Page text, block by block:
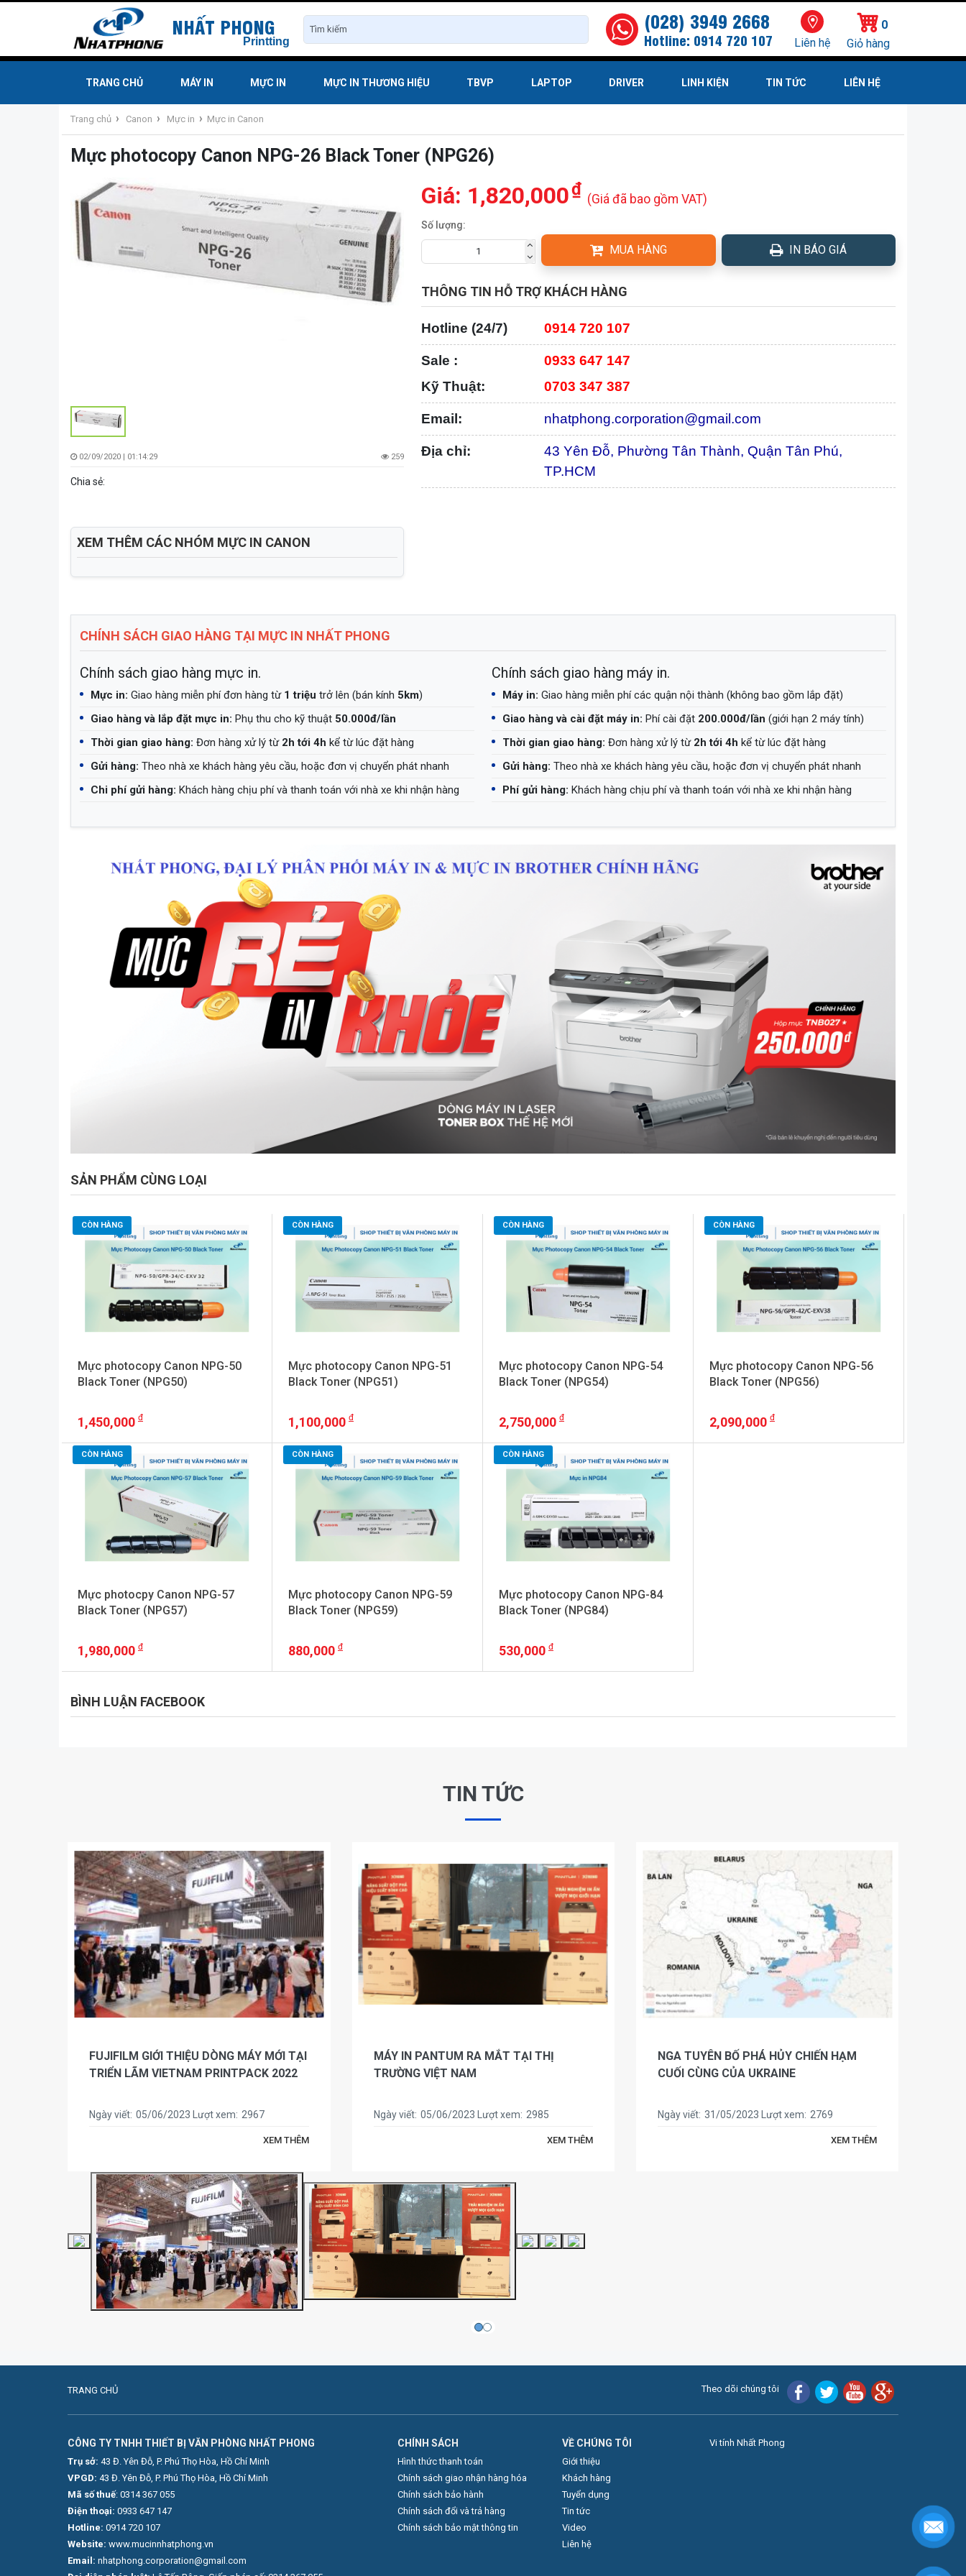
NHẤT PHONG
Printting
(028) 3949 2668
Hotline: 0914 720 107 Liên hệ
0
TRANG CHỦ MÁY IN MỰC IN MỰC IN THƯƠNG HIỆU TBVP LAPTOP DRIVER LINH KIỆN TIN TỨC LIÊN HỆ
Trang chủ › Canon › Mực in › Mực in Canon
Mực photocopy Canon NPG-26 Black Toner (NPG26)
02/09/2020 | 01:14:29 259
Chia sẻ:
XEM THÊM CÁC NHÓM MỰC IN CANON
Giá: 1,820,000₫ (Giá đã bao gồm VAT)
Số lượng:
MUA HÀNG IN BÁO GIÁ
THÔNG TIN HỖ TRỢ KHÁCH HÀNG
Hotline (24/7) 0914 720 107
Sale :
0933 647 147
Kỹ Thuật:
0703 347 387
Email: nhatphong.corporation@gmail.com
Địa chỉ:
43 Yên Đỗ, Phường Tân Thành, Quận Tân Phú,
TP.HCM
CHÍNH SÁCH GIAO HÀNG TẠI MỰC IN NHẤT PHONG
Chính sách giao hàng mực in.
Mực in: Giao hàng miễn phí đơn hàng từ 1 triệu trở lên (bán kính 5km)
Giao hàng và lắp đặt mực in: Phụ thu cho kỹ thuật 50.000đ/lần
Thời gian giao hàng: Đơn hàng xử lý từ 2h tới 4h kể từ lúc đặt hàng
Gửi hàng: Theo nhà xe khách hàng yêu cầu, hoặc đơn vị chuyển phát nhanh
Chi phí gửi hàng: Khách hàng chịu phí và thanh toán với nhà xe khi nhận hàng
Chính sách giao hàng máy in.
Máy in: Giao hàng miễn phí các quận nội thành (không bao gồm lắp đặt)
Giao hàng và cài đặt máy in: Phí cài đặt 200.000đ/lần (giới hạn 2 máy tính)
Thời gian giao hàng: Đơn hàng xử lý từ 2h tới 4h kể từ lúc đặt hàng
Gửi hàng: Theo nhà xe khách hàng yêu cầu, hoặc đơn vị chuyển phát nhanh
Phí gửi hàng: Khách hàng chịu phí và thanh toán với nhà xe khi nhận hàng
SẢN PHẨM CÙNG LOẠI
CÒN HÀNG
Mực photocopy Canon NPG-50
Black Toner (NPG50)
1,450,000 + VAT
CÒN HÀNG
Mực photocopy Canon NPG-51
Black Toner (NPG51)
1,100,000 + VAT
CÒN HÀNG
Mực photocopy Canon NPG-54
Black Toner (NPG54)
2,750,000 + VAT
CÒN HÀNG
Mực photocopy Canon NPG-56
Black Toner (NPG56)
2,090,000 + VAT
CÒN HÀNG
Mực photocpy Canon NPG-57
Black Toner (NPG57)
1,980,000 + VAT
CÒN HÀNG
Mực photocopy Canon NPG-59
Black Toner (NPG59)
880,000 + VAT
CÒN HÀNG
Mực photocopy Canon NPG-84
Black Toner (NPG84)
530,000 + VAT
BÌNH LUẬN FACEBOOK
TIN TỨC
FUJIFILM GIỚI THIỆU DÒNG MÁY MỚI TẠI
TRIỂN LÃM VIETNAM PRINTPACK 2022
Ngày viết: 05/06/2023 Lượt xem: 2967
XEM THÊM
MÁY IN PANTUM RA MẮT TẠI THỊ
TRƯỜNG VIỆT NAM
Ngày viết: 05/06/2023 Lượt xem: 2985
XEM THÊM
NGA TUYÊN BỐ PHÁ HỦY CHIẾN HẠM
CUỐI CÙNG CỦA UKRAINE
Ngày viết: 31/05/2023 Lượt xem: 2769
XEM THÊM
TRANG CHỦ Theo dõi chúng tôi
CÔNG TY TNHH THIẾT BỊ VĂN PHÒNG NHẤT PHONG
Trụ sở: 43 Đ. Yên Đỗ, P. Phú Thọ Hòa, Hồ Chí Minh
VPGD: 43 Đ. Yên Đỗ, P. Phú Thọ Hòa, Hồ Chí Minh
Mã số thuế: 0314 367 055
Điện thoại: 0933 647 147
Hotline: 0914 720 107
Website: www.mucinnhatphong.vn
Email: nhatphong.corporation@gmail.com
CHÍNH SÁCH
Hình thức thanh toán
Chính sách giao nhận hàng hóa
Chính sách bảo hành
Chính sách đổi và trả hàng
Chính sách bảo mật thông tin
VỀ CHÚNG TÔI
Giới thiệu
Khách hàng
Tuyển dụng
Tin tức
Video
Liên hệ
Vi tính Nhất Phong